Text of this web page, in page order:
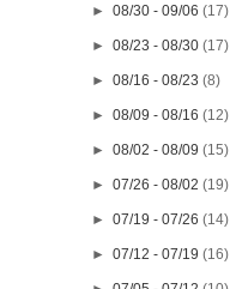
►08/30 - 09/06(17)
►08/23 - 08/30(17)
►08/16 - 08/23(8)
►08/09 - 08/16(12)
►08/02 - 08/09(15)
►07/26 - 08/02(19)
►07/19 - 07/26(14)
►07/12 - 07/19(16)